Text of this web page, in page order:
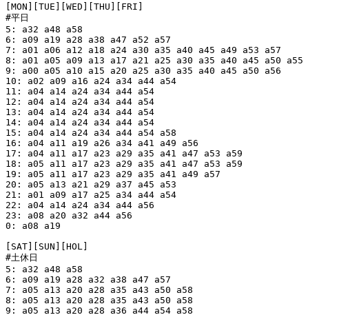
[MON][TUE][WED][THU][FRI]
#平日
5: a32 a48 a58
6: a09 a19 a28 a38 a47 a52 a57
7: a01 a06 a12 a18 a24 a30 a35 a40 a45 a49 a53 a57
8: a01 a05 a09 a13 a17 a21 a25 a30 a35 a40 a45 a50 a55
9: a00 a05 a10 a15 a20 a25 a30 a35 a40 a45 a50 a56
10: a02 a09 a16 a24 a34 a44 a54
11: a04 a14 a24 a34 a44 a54
12: a04 a14 a24 a34 a44 a54
13: a04 a14 a24 a34 a44 a54
14: a04 a14 a24 a34 a44 a54
15: a04 a14 a24 a34 a44 a54 a58
16: a04 a11 a19 a26 a34 a41 a49 a56
17: a04 a11 a17 a23 a29 a35 a41 a47 a53 a59
18: a05 a11 a17 a23 a29 a35 a41 a47 a53 a59
19: a05 a11 a17 a23 a29 a35 a41 a49 a57
20: a05 a13 a21 a29 a37 a45 a53
21: a01 a09 a17 a25 a34 a44 a54
22: a04 a14 a24 a34 a44 a56
23: a08 a20 a32 a44 a56
0: a08 a19
[SAT][SUN][HOL]
#土休日
5: a32 a48 a58
6: a09 a19 a28 a32 a38 a47 a57
7: a05 a13 a20 a28 a35 a43 a50 a58
8: a05 a13 a20 a28 a35 a43 a50 a58
9: a05 a13 a20 a28 a36 a44 a54 a58